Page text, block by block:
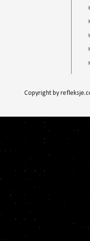
Copyright by